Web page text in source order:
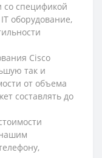
со спецификой
оборудование,
Cisco
так и
от объема
составлять до